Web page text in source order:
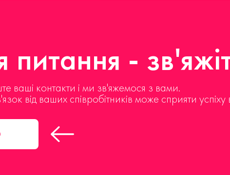
-
ваші контакти і ми зв'яжемося з вами.
від ваших співробітників може сприяти